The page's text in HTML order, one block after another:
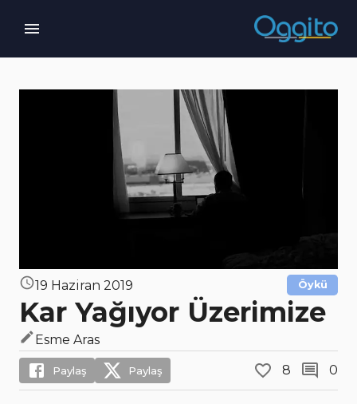
19 Haziran 2019 Öykü
Kar Yağıyor Üzerimize
Esme Aras
Paylaş Paylaş 8 0